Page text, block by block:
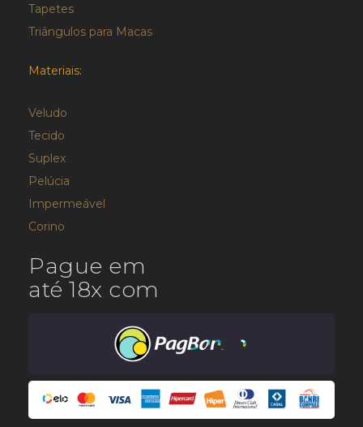
Tapetes
Triângulos para Macas
Materiais:
Veludo
Tecido
Suplex
Pelúcia
Impermeável
Corino
Pague em
até 18x com